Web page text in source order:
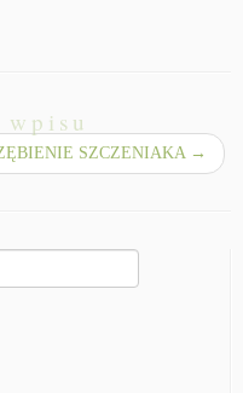
SZCZENIAKA →